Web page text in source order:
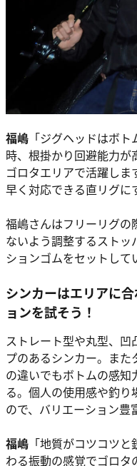
福嶋 「ジグヘッドはボ
時、根掛かり回避能力
ゴロタエリアで活躍し
早く対応できる直リグに
福嶋さんはフリーリグの
ないよう調整するストッ
ションゴムをセットして
シンカーはエリアに
ョンを試そう！
ストレート型や丸型、
プのあるシンカー。ま
の違いでもボトムの感
る。個人の使用感や釣り
ので、バリエーション豊
福嶋 「地質がコツコツ
わる振動の感覚でゴロタ